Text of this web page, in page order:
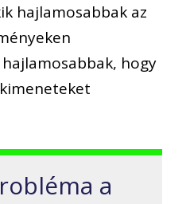
hajlamosabbak az
hogy
a